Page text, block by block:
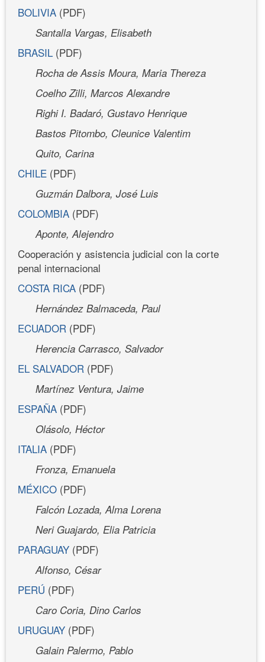
BOLIVIA (PDF)
Santalla Vargas, Elisabeth
BRASIL (PDF)
Rocha de Assis Moura, Maria Thereza
Coelho Zilli, Marcos Alexandre
Righi I. Badaró, Gustavo Henrique
Bastos Pitombo, Cleunice Valentim
Quito, Carina
CHILE (PDF)
Guzmán Dalbora, José Luis
COLOMBIA (PDF)
Aponte, Alejendro
Cooperación y asistencia judicial con la corte
penal internacional
COSTA RICA (PDF)
Hernández Balmaceda, Paul
ECUADOR (PDF)
Herencia Carrasco, Salvador
EL SALVADOR (PDF)
Martínez Ventura, Jaime
ESPAÑA (PDF)
Olásolo, Héctor
ITALIA (PDF)
Fronza, Emanuela
MÉXICO (PDF)
Falcón Lozada, Alma Lorena
Neri Guajardo, Elia Patricia
PARAGUAY (PDF)
Alfonso, César
PERÚ (PDF)
Caro Coria, Dino Carlos
URUGUAY (PDF)
Galain Palermo, Pablo